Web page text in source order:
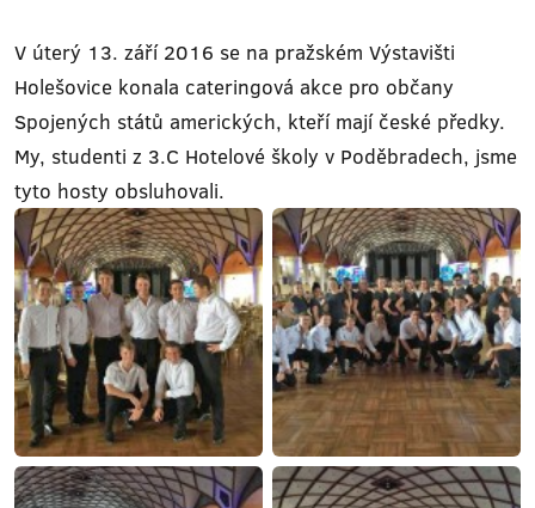
V úterý 13. září 2016 se na pražském Výstavišti
Holešovice konala cateringová akce pro občany
Spojených států amerických, kteří mají české předky.
My, studenti z 3.C Hotelové školy v Poděbradech, jsme
tyto hosty obsluhovali.